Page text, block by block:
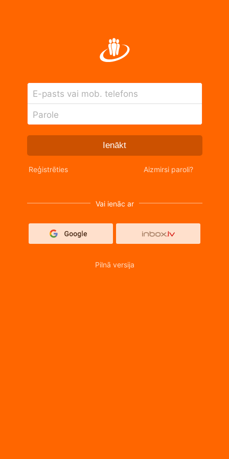
E-pasts vai mob. telefons
Parole
Ienākt
Reģistrēties Aizmirsi paroli?
Vai ienāc ar
Pilnā versija